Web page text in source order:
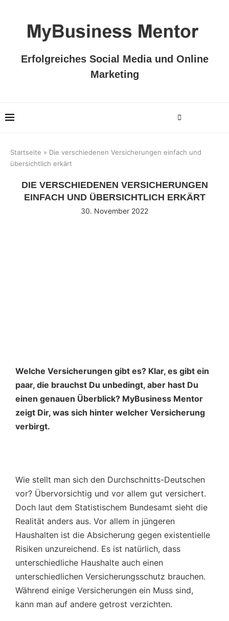
Erfolgreiches Social Media und Online
Marketing
Startseite » Die verschiedenen Versicherungen einfach und
übersichtlich erkärt
DIE VERSCHIEDENEN VERSICHERUNGEN
EINFACH UND ÜBERSICHTLICH ERKÄRT
30. November 2022
Welche Versicherungen gibt es? Klar, es gibt ein
paar, die brauchst Du unbedingt, aber hast Du
einen genauen Überblick? MyBusiness Mentor
zeigt Dir, was sich hinter welcher Versicherung
verbirgt.
Wie stellt man sich den Durchschnitts-Deutschen
vor? Übervorsichtig und vor allem gut versichert.
Doch laut dem Statistischem Bundesamt sieht die
Realität anders aus. Vor allem in jüngeren
Haushalten ist die Absicherung gegen existentielle
Risiken unzureichend. Es ist natürlich, dass
unterschiedliche Haushalte auch einen
unterschiedlichen Versicherungsschutz brauchen.
Während einige Versicherungen ein Muss sind,
kann man auf andere getrost verzichten.